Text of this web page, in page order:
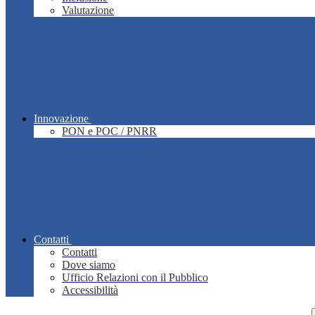
Valutazione
Innovazione
PON e POC / PNRR
Contatti
Contatti
Dove siamo
Ufficio Relazioni con il Pubblico
Accessibilità